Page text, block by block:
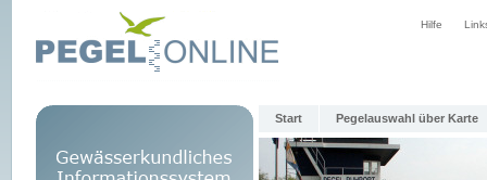
Hilfe
Start Pegelauswahl über Karte